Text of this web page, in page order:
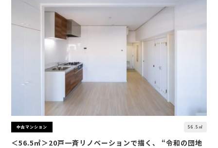
中古マンション 56.5㎡
＜56.5㎡＞20戸一斉リノベーションで描く、 “令和の団地